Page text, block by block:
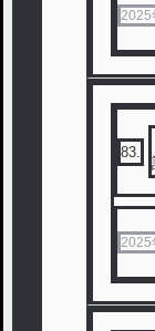
2025
83.
2025